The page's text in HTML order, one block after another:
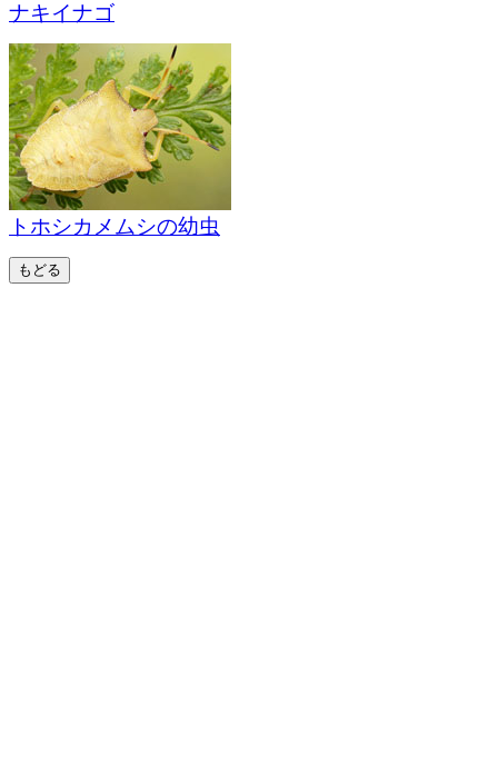
ナキイナゴ
トホシカメムシの幼虫